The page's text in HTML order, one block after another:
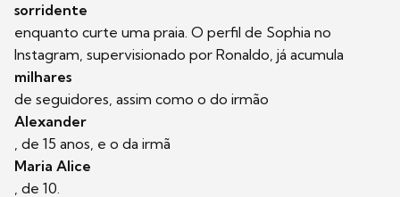
sorridente
enquanto curte uma praia. O perfil de Sophia no
Instagram, supervisionado por Ronaldo, já acumula
milhares
de seguidores, assim como o do irmão
Alexander
, de 15 anos, e o da irmã
Maria Alice
, de 10.